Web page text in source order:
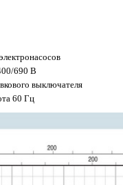
690 В
выключателя
60 Гц